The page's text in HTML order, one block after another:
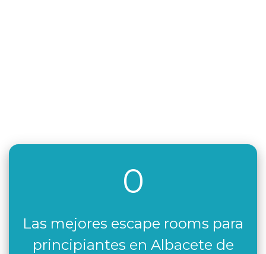
0
Las mejores escape rooms para
principiantes en Albacete de